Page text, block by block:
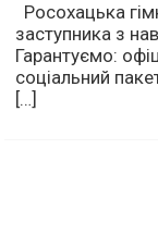
Росохацька
заступника з
Гарантуємо:
соціальний
[…]